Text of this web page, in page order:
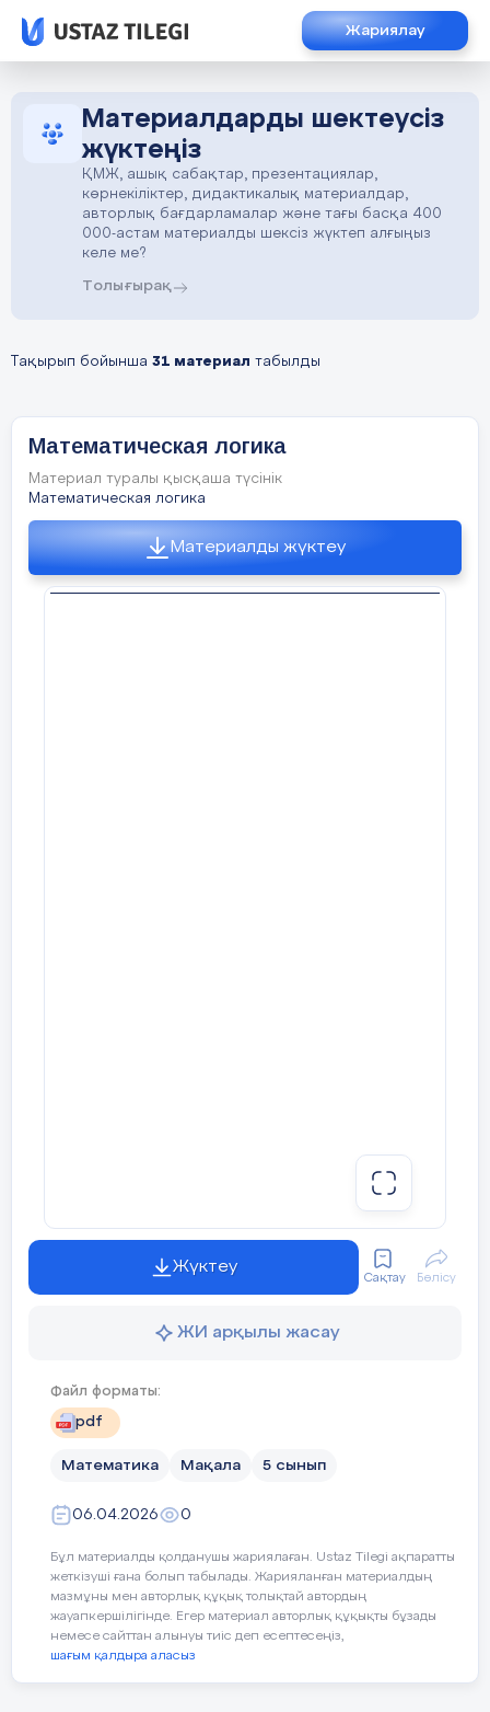
Жариялау
Материалдарды шектеусіз
жүктеңіз
ҚМЖ, ашық сабақтар, презентациялар,
көрнекіліктер, дидактикалық материалдар,
авторлық бағдарламалар және тағы басқа 400
000-астам материалды шексіз жүктеп алғыңыз
келе ме?
Толығырақ
Тақырып бойынша 31 материал табылды
Математическая логика
Материал туралы қысқаша түсінік
Математическая логика
Материалды жүктеу
Жүктеу
Сақтау Бөлісу
ЖИ арқылы жасау
Файл форматы:
pdf
Математика Мақала 5 сынып
06.04.2026 0
Бұл материалды қолданушы жариялаған. Ustaz Tilegi ақпаратты
жеткізуші ғана болып табылады. Жарияланған материалдың
мазмұны мен авторлық құқық толықтай автордың
жауапкершілігінде. Егер материал авторлық құқықты бұзады
немесе сайттан алынуы тиіс деп есептесеңіз,
шағым қалдыра аласыз